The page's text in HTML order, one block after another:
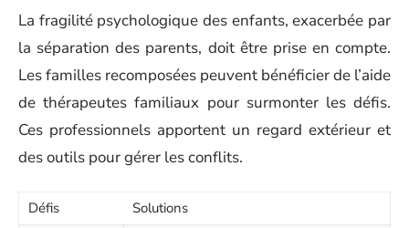
La fragilité psychologique des enfants, exacerbée par
la séparation des parents, doit être prise en compte.
Les familles recomposées peuvent bénéficier de l’aide
de thérapeutes familiaux pour surmonter les défis.
Ces professionnels apportent un regard extérieur et
des outils pour gérer les conflits.
Défis
Solutions